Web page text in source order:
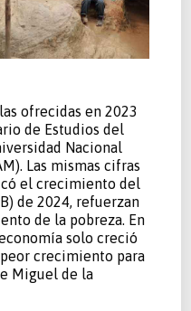
ofrecidas en 2023
de Estudios del
Nacional
Las mismas cifras
el crecimiento del
de 2024, refuerzan
de la pobreza. En
solo creció
peor crecimiento para
Miguel de la